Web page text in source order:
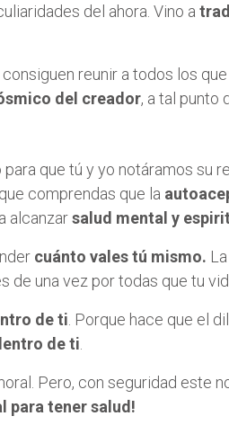
del ahora. Vino a
reunir a todos los
del creador, a tal punto
que tú y yo notáramos su
comprendas que la
alcanzarsalud mental y
cuánto vales tú mismo.
de una vez por todas que tu
de ti . Porque hace que el
de ti
Pero, con seguridad este
para tener salud!